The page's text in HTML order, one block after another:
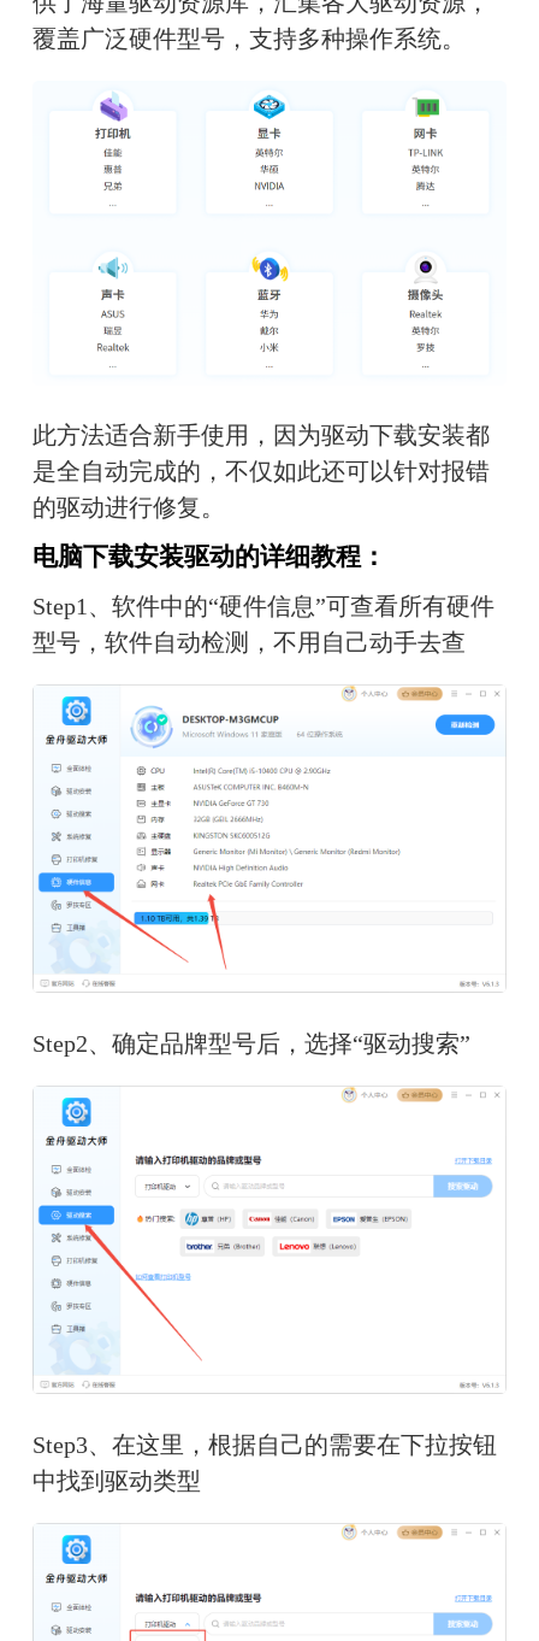
覆盖广泛硬件型号，支持多种操作系统。
此方法适合新手使用，因为驱动下载安装都
是全自动完成的，不仅如此还可以针对报错
的驱动进行修复。
电脑下载安装驱动的详细教程：
Step1、软件中的“硬件信息”可查看所有硬件
型号，软件自动检测，不用自己动手去查
Step2、确定品牌型号后，选择“驱动搜索”
Step3、在这里，根据自己的需要在下拉按钮
中找到驱动类型